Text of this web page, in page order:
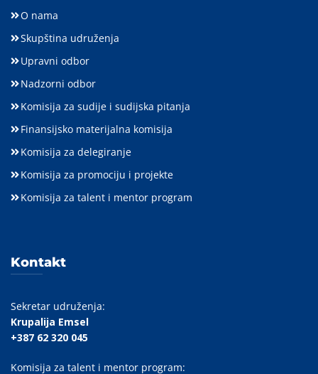
O nama
Skupština udruženja
Upravni odbor
Nadzorni odbor
Komisija za sudije i sudijska pitanja
Finansijsko materijalna komisija
Komisija za delegiranje
Komisija za promociju i projekte
Komisija za talent i mentor program
Kontakt
Sekretar udruženja:
Krupalija Emsel
+387 62 320 045
Komisija za talent i mentor program: